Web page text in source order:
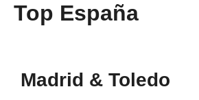
Top España
Madrid & Toledo